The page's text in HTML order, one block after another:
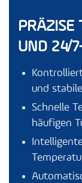
PRÄZISE
UND 24/
und
Schnelle
häufigen